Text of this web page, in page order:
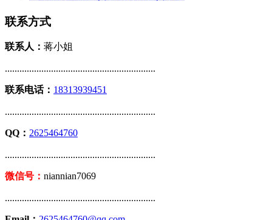
联系方式
联系人： 蒋小姐
..............................................................
联系电话： 18313939451
..............................................................
QQ： 2625464760
..............................................................
微信号： niannian7069
..............................................................